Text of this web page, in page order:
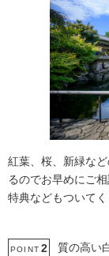
紅葉、桜、新緑な
るのでお早めにご
特典などもついて
POINT 2 質の高い